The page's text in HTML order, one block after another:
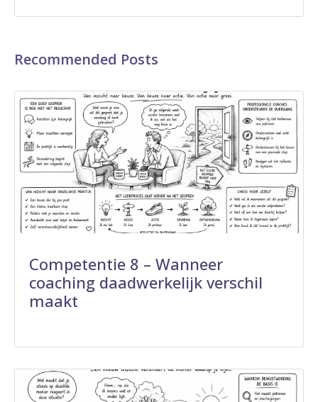
Recommended Posts
Competentie 8 – Wanneer
coaching daadwerkelijk verschil
maakt